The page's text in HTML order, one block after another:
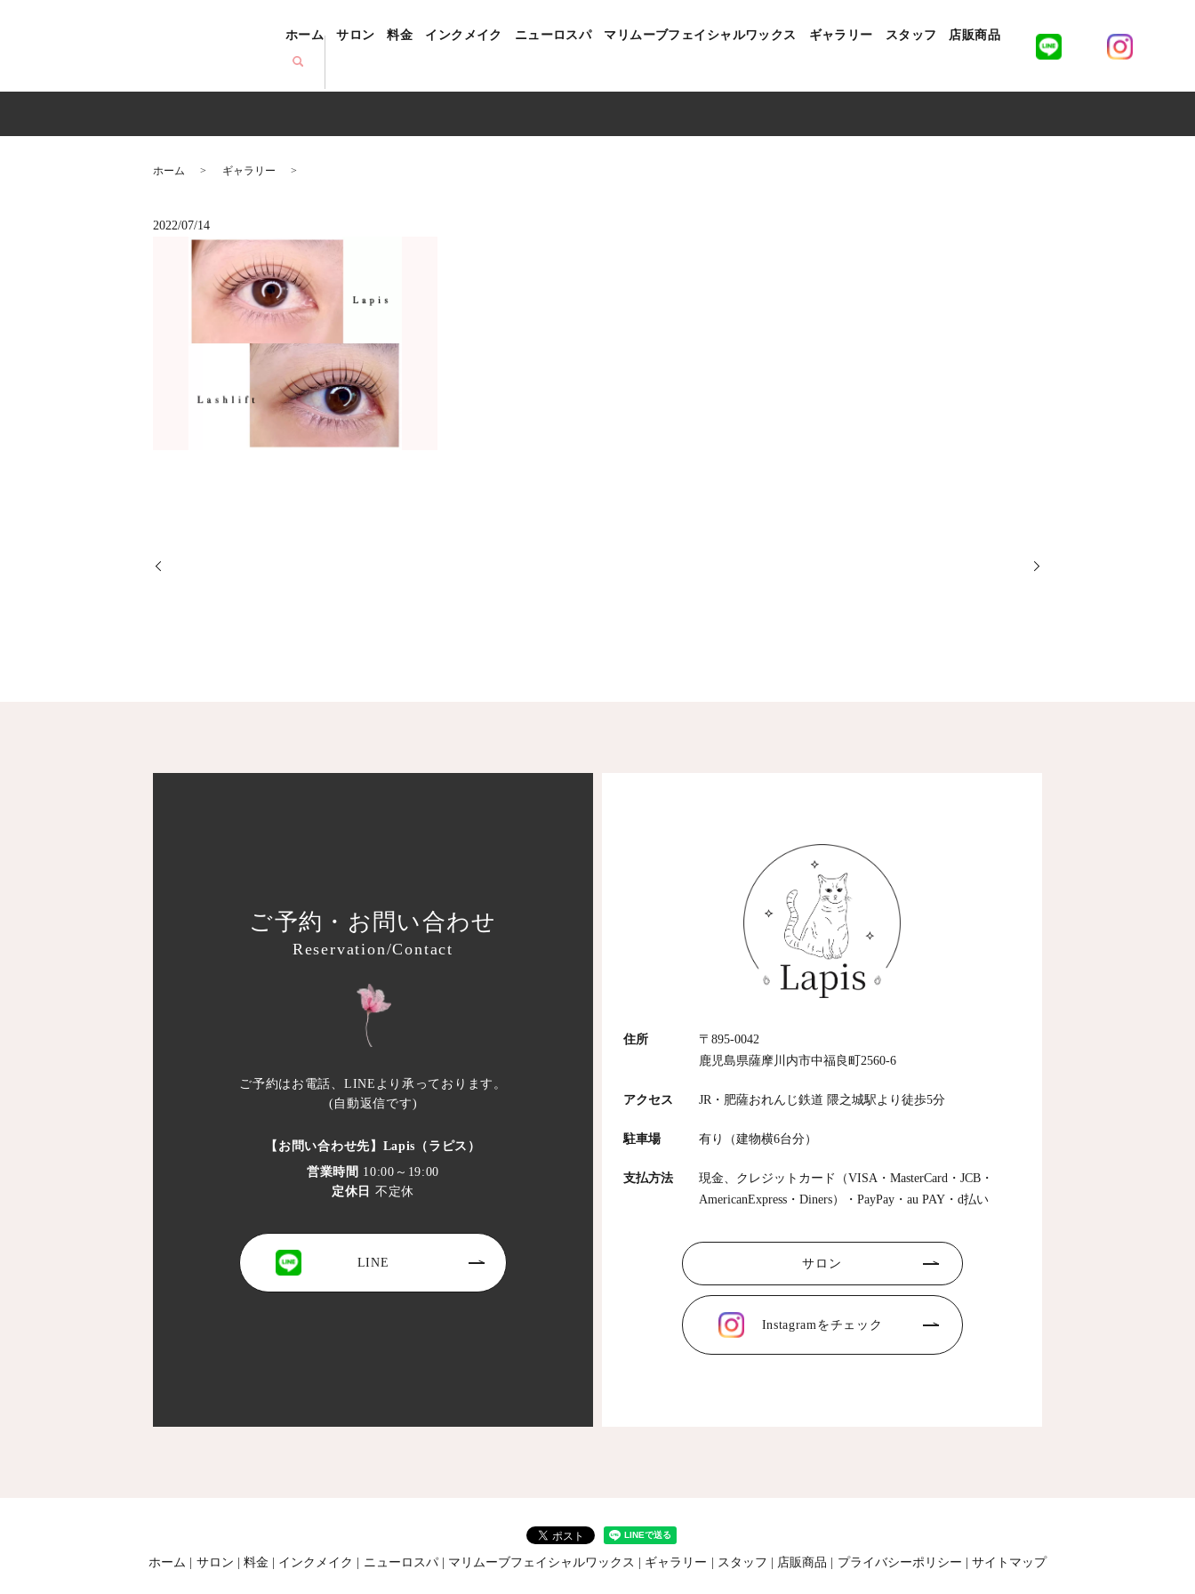
ホーム サロン 料金 インクメイク ニューロスパ マリムーブフェイシャルワックス ギャラリー スタッフ 店販商品
ホーム ギャラリー
2022/07/14
ご予約・お問い合わせ
Reservation/Contact
ご予約はお電話、 LINEより承っております。
(自動返信です)
【お問い合わせ先】 Lapis（ラピス）
営業時間 10:00～19:00
定休日 不定休
LINE
住所
〒895-0042
鹿児島県薩摩川内市中福良町2560-6
アクセス JR・肥薩おれんじ鉄道 隈之城駅より徒歩5分
駐車場 有り（建物横6台分）
支払方法
現金、クレジットカード（VISA・MasterCard・JCB・
AmericanExpress・Diners）・PayPay・au PAY・d払い
サロン
Instagramをチェック
ホーム サロン 料金 インクメイク ニューロスパ マリムーブフェイシャルワックス ギャラリー スタッフ 店販商品 プライバシーポリシー サイトマップ